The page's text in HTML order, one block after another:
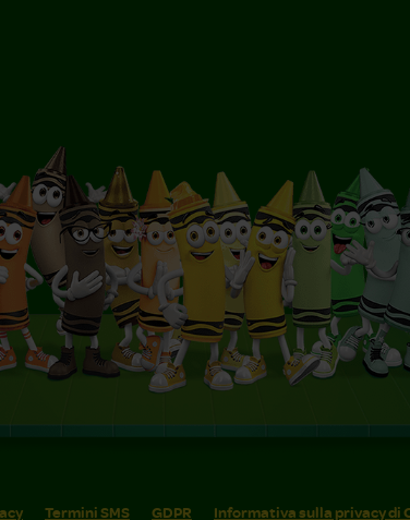
Termini SMS GDPR Informativa sulla privacy di